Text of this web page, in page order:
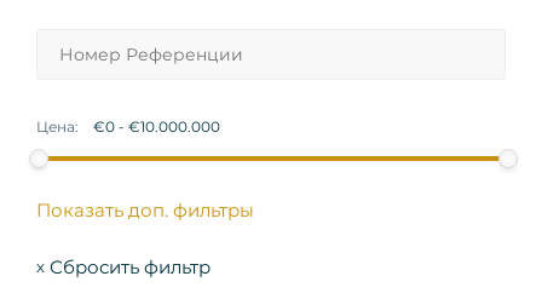
Цена:
Показать доп. фильтры
x Сбросить фильтр